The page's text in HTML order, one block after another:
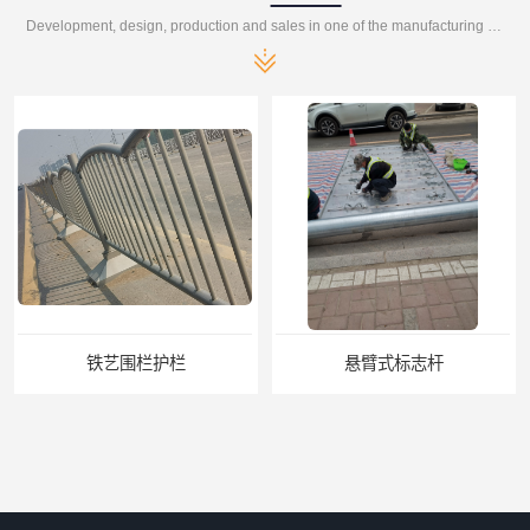
Development, design, production and sales in one of the manufacturing enterprises
铁艺围栏护栏 悬臂式标志杆